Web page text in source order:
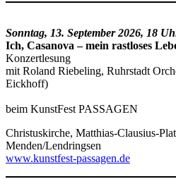
Sonntag, 13. September 2026, 18
Ich, Casanova – mein rastloses
Konzertlesung
mit Roland Riebeling, Ruhrstadt
Eickhoff)
beim KunstFest PASSAGEN
Christuskirche, Matthias-Clausius-
Menden/Lendringsen
www.kunstfest-passagen.de